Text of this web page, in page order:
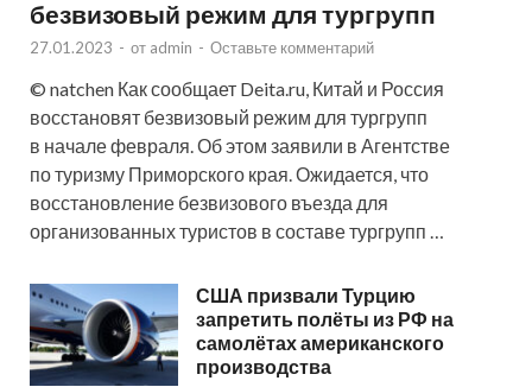
безвизовый режим для тургрупп
27.01.2023 - от admin - Оставьте комментарий
© natchen Как сообщает Deita.ru, Китай и Россия
восстановят безвизовый режим для тургрупп
в начале февраля. Об этом заявили в Агентстве
по туризму Приморского края. Ожидается, что
восстановление безвизового въезда для
организованных туристов в составе тургрупп …
США призвали Турцию
запретить полёты из РФ на
самолётах американского
производства